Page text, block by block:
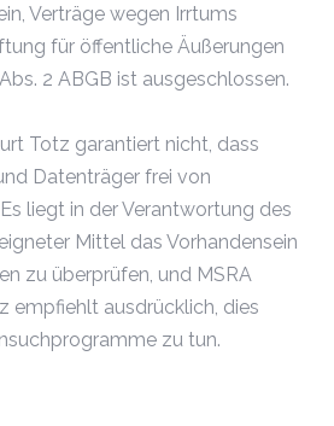
Verträge wegen Irrtums
für öffentliche Äußerungen
2 ABGB ist ausgeschlossen.
Totz garantiert nicht, dass
Datenträger frei von
liegt in der Verantwortung des
Mittel das Vorhandensein
zu überprüfen, und MSRA
empfiehlt ausdrücklich, dies
zu tun.